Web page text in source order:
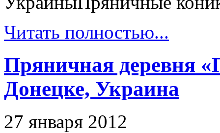
Читать полностью...
Пряничная деревня
Донецке, Украина
27 января 2012